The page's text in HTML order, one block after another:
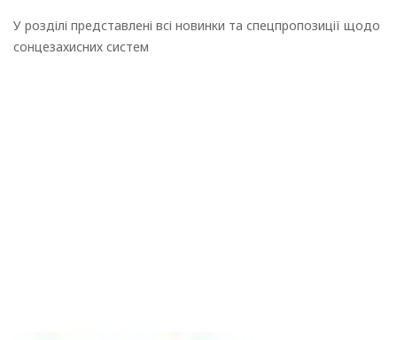
У розділі представлені всі новинки та спецпропозиції щодо
сонцезахисних систем